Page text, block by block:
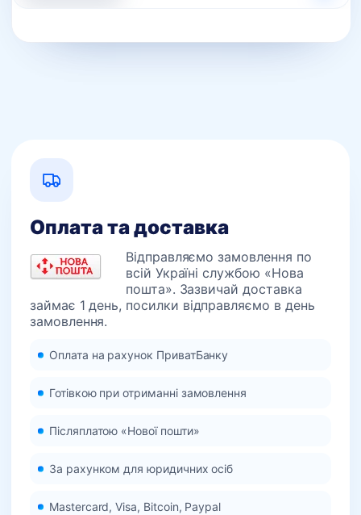
Оплата та доставка
Відправляємо замовлення по
всій Україні службою «Нова
пошта». Зазвичай доставка
займає 1 день, посилки відправляємо в день
замовлення.
Оплата на рахунок ПриватБанку
Готівкою при отриманні замовлення
Післяплатою «Нової пошти»
За рахунком для юридичних осіб
Mastercard, Visa, Bitcoin, Paypal